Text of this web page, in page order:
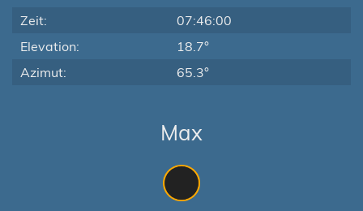
Zeit:
07:46:00
Elevation:
18.7°
Azimut:
65.3°
Max